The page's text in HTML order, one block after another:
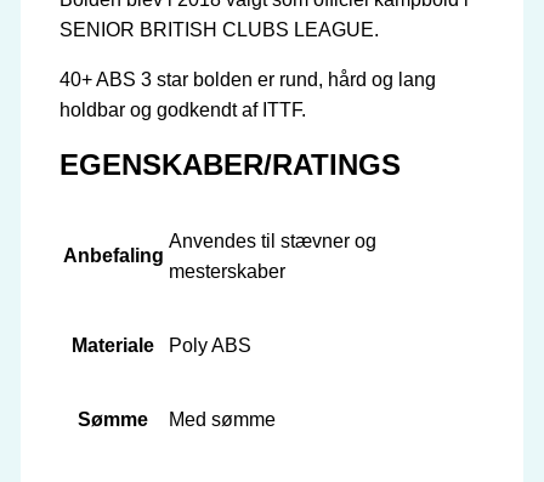
SENIOR BRITISH CLUBS LEAGUE.
40+ ABS 3 star bolden er rund, hård og lang
holdbar og godkendt af ITTF.
EGENSKABER/RATINGS
Anbefaling
Anvendes til stævner og
mesterskaber
Materiale Poly ABS
Sømme Med sømme